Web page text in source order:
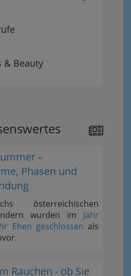
& Beauty
–
Phasen und
österreichischen
wurden im Jahr
Ehen geschlossen als
Rauchen - ob Sie